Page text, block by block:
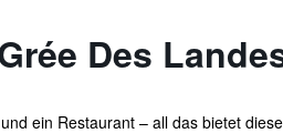
Des
ein Restaurant – all das bietet